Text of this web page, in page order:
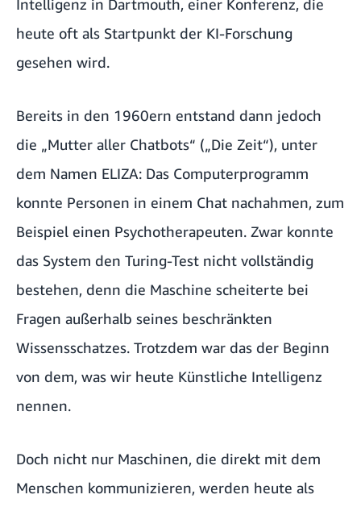
Intelligenz in Dartmouth, einer Konferenz, die
heute oft als Startpunkt der KI-Forschung
gesehen wird.
Bereits in den 1960ern entstand dann jedoch
die „Mutter aller Chatbots“ („Die Zeit“), unter
dem Namen ELIZA: Das Computerprogramm
konnte Personen in einem Chat nachahmen, zum
Beispiel einen Psychotherapeuten. Zwar konnte
das System den Turing-Test nicht vollständig
bestehen, denn die Maschine scheiterte bei
Fragen außerhalb seines beschränkten
Wissensschatzes. Trotzdem war das der Beginn
von dem, was wir heute Künstliche Intelligenz
nennen.
Doch nicht nur Maschinen, die direkt mit dem
Menschen kommunizieren, werden heute als